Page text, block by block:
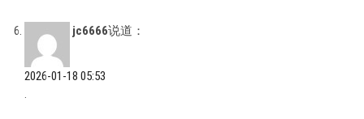
jc6666说道：
2026-01-18 05:53